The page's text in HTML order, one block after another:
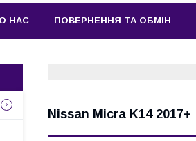
НАС ПОВЕРНЕННЯ ТА ОБМІН
Nissan Micra K14 2017+